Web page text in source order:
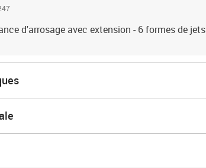
d'arrosage avec extension - 6 formes de jets